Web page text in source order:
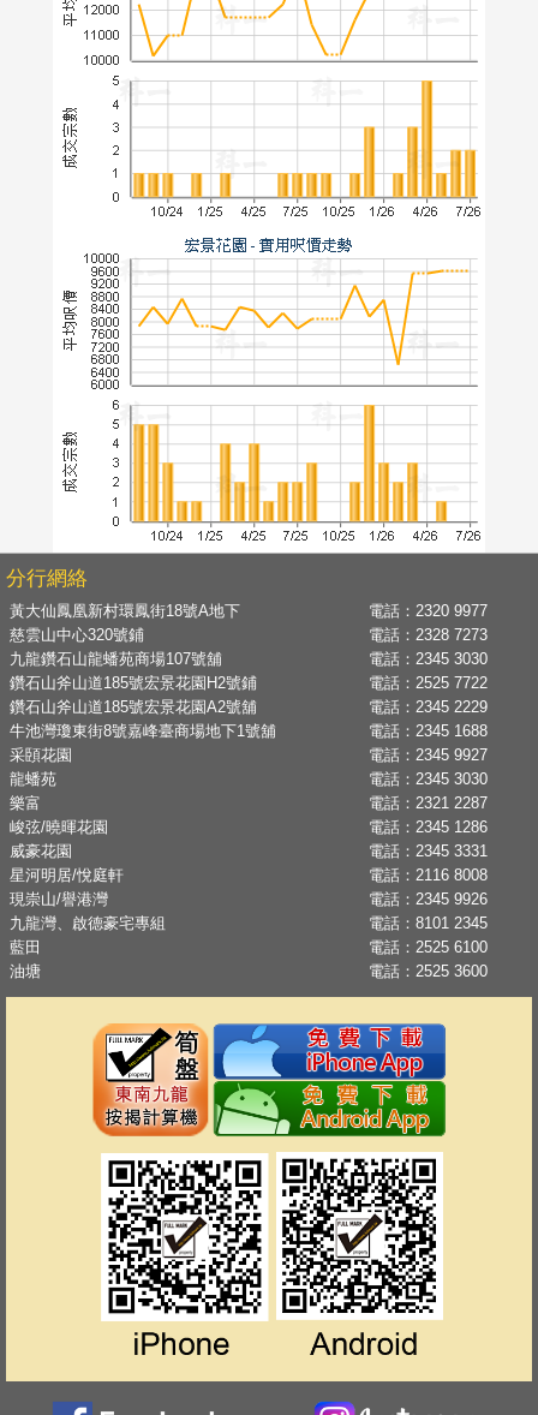
分行網絡
黃大仙鳳凰新村環鳳街18號A地下 電話： 2320 9977
慈雲山中心320號鋪
電話： 2328 7273
九龍鑽石山龍蟠苑商場107號舖
電話： 2345 3030
鑽石山斧山道185號宏景花園H2號鋪
電話： 2525 7722
鑽石山斧山道185號宏景花園A2號舖
電話： 2345 2229
牛池灣瓊東街8號嘉峰臺商場地下1號舖
電話： 2345 1688
采頣花園
電話： 2345 9927
龍蟠苑
電話： 2345 3030
樂富
電話： 2321 2287
峻弦/曉暉花園
電話： 2345 1286
威豪花園
電話： 2345 3331
星河明居/悅庭軒
電話： 2116 8008
現崇山/譽港灣
電話： 2345 9926
九龍灣、啟德豪宅專組
電話： 8101 2345
藍田
電話： 2525 6100
油塘
電話： 2525 3600